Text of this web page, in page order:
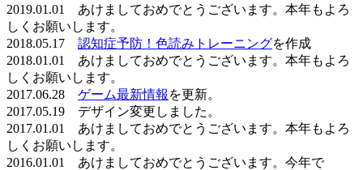
2019.01.01 あけましておめでとうございます。本年もよろ
しくお願いします。
2018.05.17 認知症予防！色読みトレーニングを作成
2018.01.01 あけましておめでとうございます。本年もよろ
しくお願いします。
2017.06.28 ゲーム最新情報 を更新。
2017.05.19 デザイン変更しました。
2017.01.01 あけましておめでとうございます。本年もよろ
しくお願いします。
2016.01.01 あけましておめでとうございます。今年で